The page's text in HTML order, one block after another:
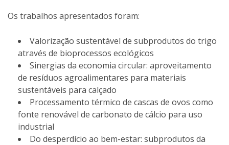
Os trabalhos apresentados foram:
Valorização sustentável de subprodutos do trigo
através de bioprocessos ecológicos
Sinergias da economia circular: aproveitamento
de resíduos agroalimentares para materiais
sustentáveis para calçado
Processamento térmico de cascas de ovos como
fonte renovável de carbonato de cálcio para uso
industrial
Do desperdício ao bem-estar: subprodutos da